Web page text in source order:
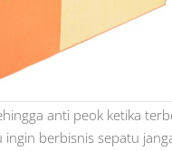
anti peok ketika
berbisnis sepatu